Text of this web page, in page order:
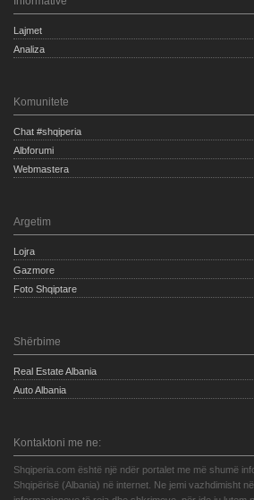
Lajmet
Analiza
Komunitete
Chat #shqiperia
Albforumi
Webmastera
Argetim
Lojra
Gazmore
Foto Shqiptare
Shërbime
Real Estate Albania
Auto Albania
Kontaktoni me ne:
Shqiperia.com është një ndër portalet me më shumë
Shqipërisë (Albania) në internet. Ne jemi vazhdimisht